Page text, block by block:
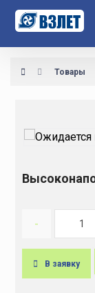
Товары
-
В заявку